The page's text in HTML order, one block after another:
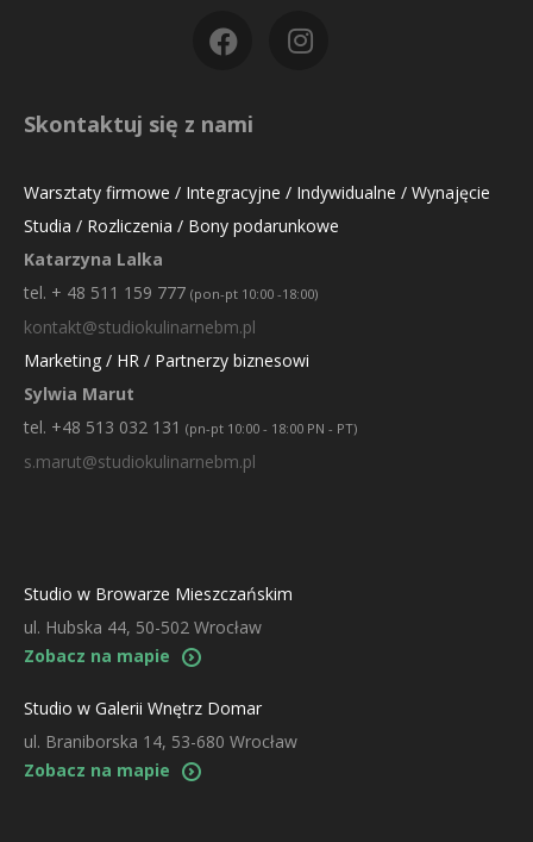
Skontaktuj się z nami
Warsztaty firmowe / Integracyjne / Indywidualne / Wynajęcie
Studia / Rozliczenia / Bony podarunkowe
Katarzyna Lalka
tel. + 48 511 159 777 (pon-pt 10:00 -18:00)
kontakt@studiokulinarnebm.pl
Marketing / HR / Partnerzy biznesowi
Sylwia Marut
tel. +48 513 032 131 (pn-pt 10:00 - 18:00 PN - PT)
s.marut@studiokulinarnebm.pl
Studio w Browarze Mieszczańskim
ul. Hubska 44, 50-502 Wrocław
Zobacz na mapie
Studio w Galerii Wnętrz Domar
ul. Braniborska 14, 53-680 Wrocław
Zobacz na mapie